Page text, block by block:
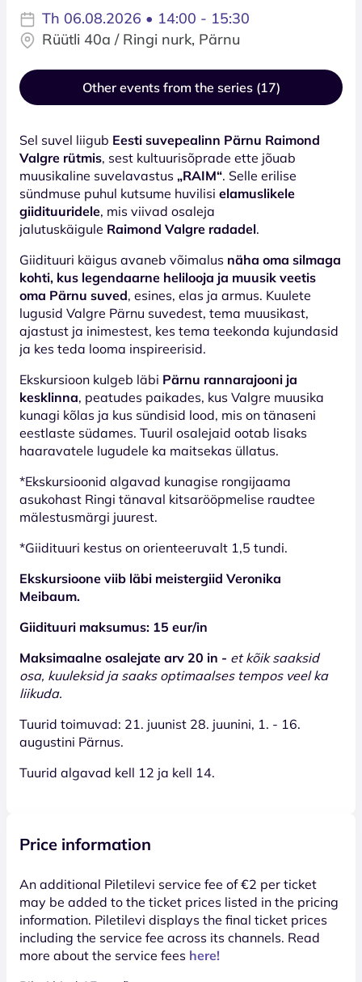
Th 06.08.2026 • 14:00 - 15:30
Rüütli 40a / Ringi nurk, Pärnu
Other events from the series (17)
Sel suvel liigub Eesti suvepealinn Pärnu Raimond
Valgre rütmis, sest kultuurisõprade ette jõuab
muusikaline suvelavastus „RAIM“. Selle erilise
sündmuse puhul kutsume huvilisi elamuslikele
giidituuridele, mis viivad osaleja
jalutuskäigule Raimond Valgre radadel.
Giidituuri käigus avaneb võimalus näha oma silmaga
kohti, kus legendaarne helilooja ja muusik veetis
oma Pärnu suved, esines, elas ja armus. Kuulete
lugusid Valgre Pärnu suvedest, tema muusikast,
ajastust ja inimestest, kes tema teekonda kujundasid
ja kes teda looma inspireerisid.
Ekskursioon kulgeb läbi Pärnu rannarajooni ja
kesklinna, peatudes paikades, kus Valgre muusika
kunagi kõlas ja kus sündisid lood, mis on tänaseni
eestlaste südames. Tuuril osalejaid ootab lisaks
haaravatele lugudele ka maitsekas üllatus.
*Ekskursioonid algavad kunagise rongijaama
asukohast Ringi tänaval kitsarööpmelise raudtee
mälestusmärgi juurest.
*Giidituuri kestus on orienteeruvalt 1,5 tundi.
Ekskursioone viib läbi meistergiid Veronika
Meibaum.
Giidituuri maksumus: 15 eur/in
Maksimaalne osalejate arv 20 in - et kõik saaksid
osa, kuuleksid ja saaks optimaalses tempos veel ka
liikuda.
Tuurid toimuvad: 21. juunist 28. juunini, 1. - 16.
augustini Pärnus.
Tuurid algavad kell 12 ja kell 14.
Price information
An additional Piletilevi service fee of €2 per ticket
may be added to the ticket prices listed in the pricing
information. Piletilevi displays the final ticket prices
including the service fee across its channels. Read
more about the service fees here!